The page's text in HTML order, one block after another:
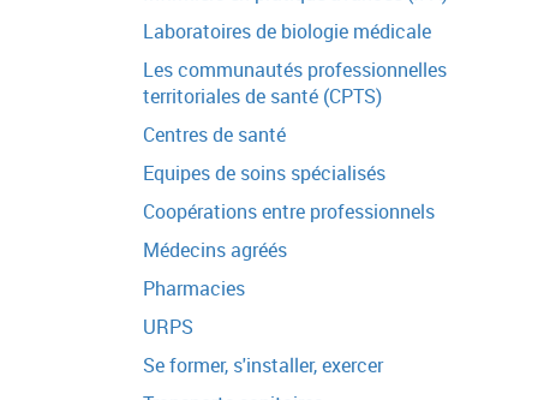
Laboratoires de biologie médicale
Les communautés professionnelles
territoriales de santé (CPTS)
Centres de santé
Equipes de soins spécialisés
Coopérations entre professionnels
Médecins agréés
Pharmacies
URPS
Se former, s'installer, exercer